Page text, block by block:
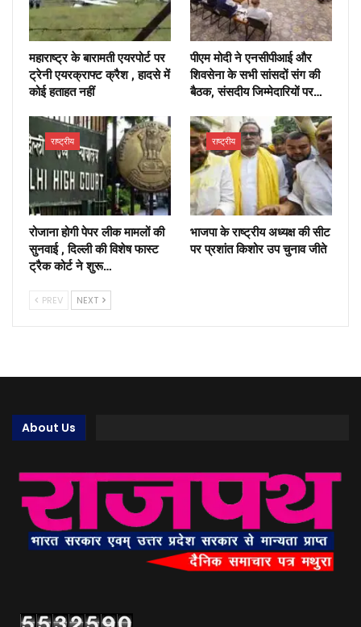
महाराष्ट्र के बारामती एयरपोर्ट पर
ट्रेनी एयरक्राफ्ट क्रैश , हादसे में
कोई हताहत नहीं
पीएम मोदी ने एनसीपीआई और
शिवसेना के सभी सांसदों संग की
बैठक, संसदीय जिम्मेदारियों पर…
राष्ट्रीय
रोजाना होगी पेपर लीक मामलों की
सुनवाई , दिल्ली की विशेष फास्ट
ट्रैक कोर्ट ने शुरू…
राष्ट्रीय
भाजपा के राष्ट्रीय अध्यक्ष की सीट
पर प्रशांत किशोर उप चुनाव जीते
PREV NEXT
About Us